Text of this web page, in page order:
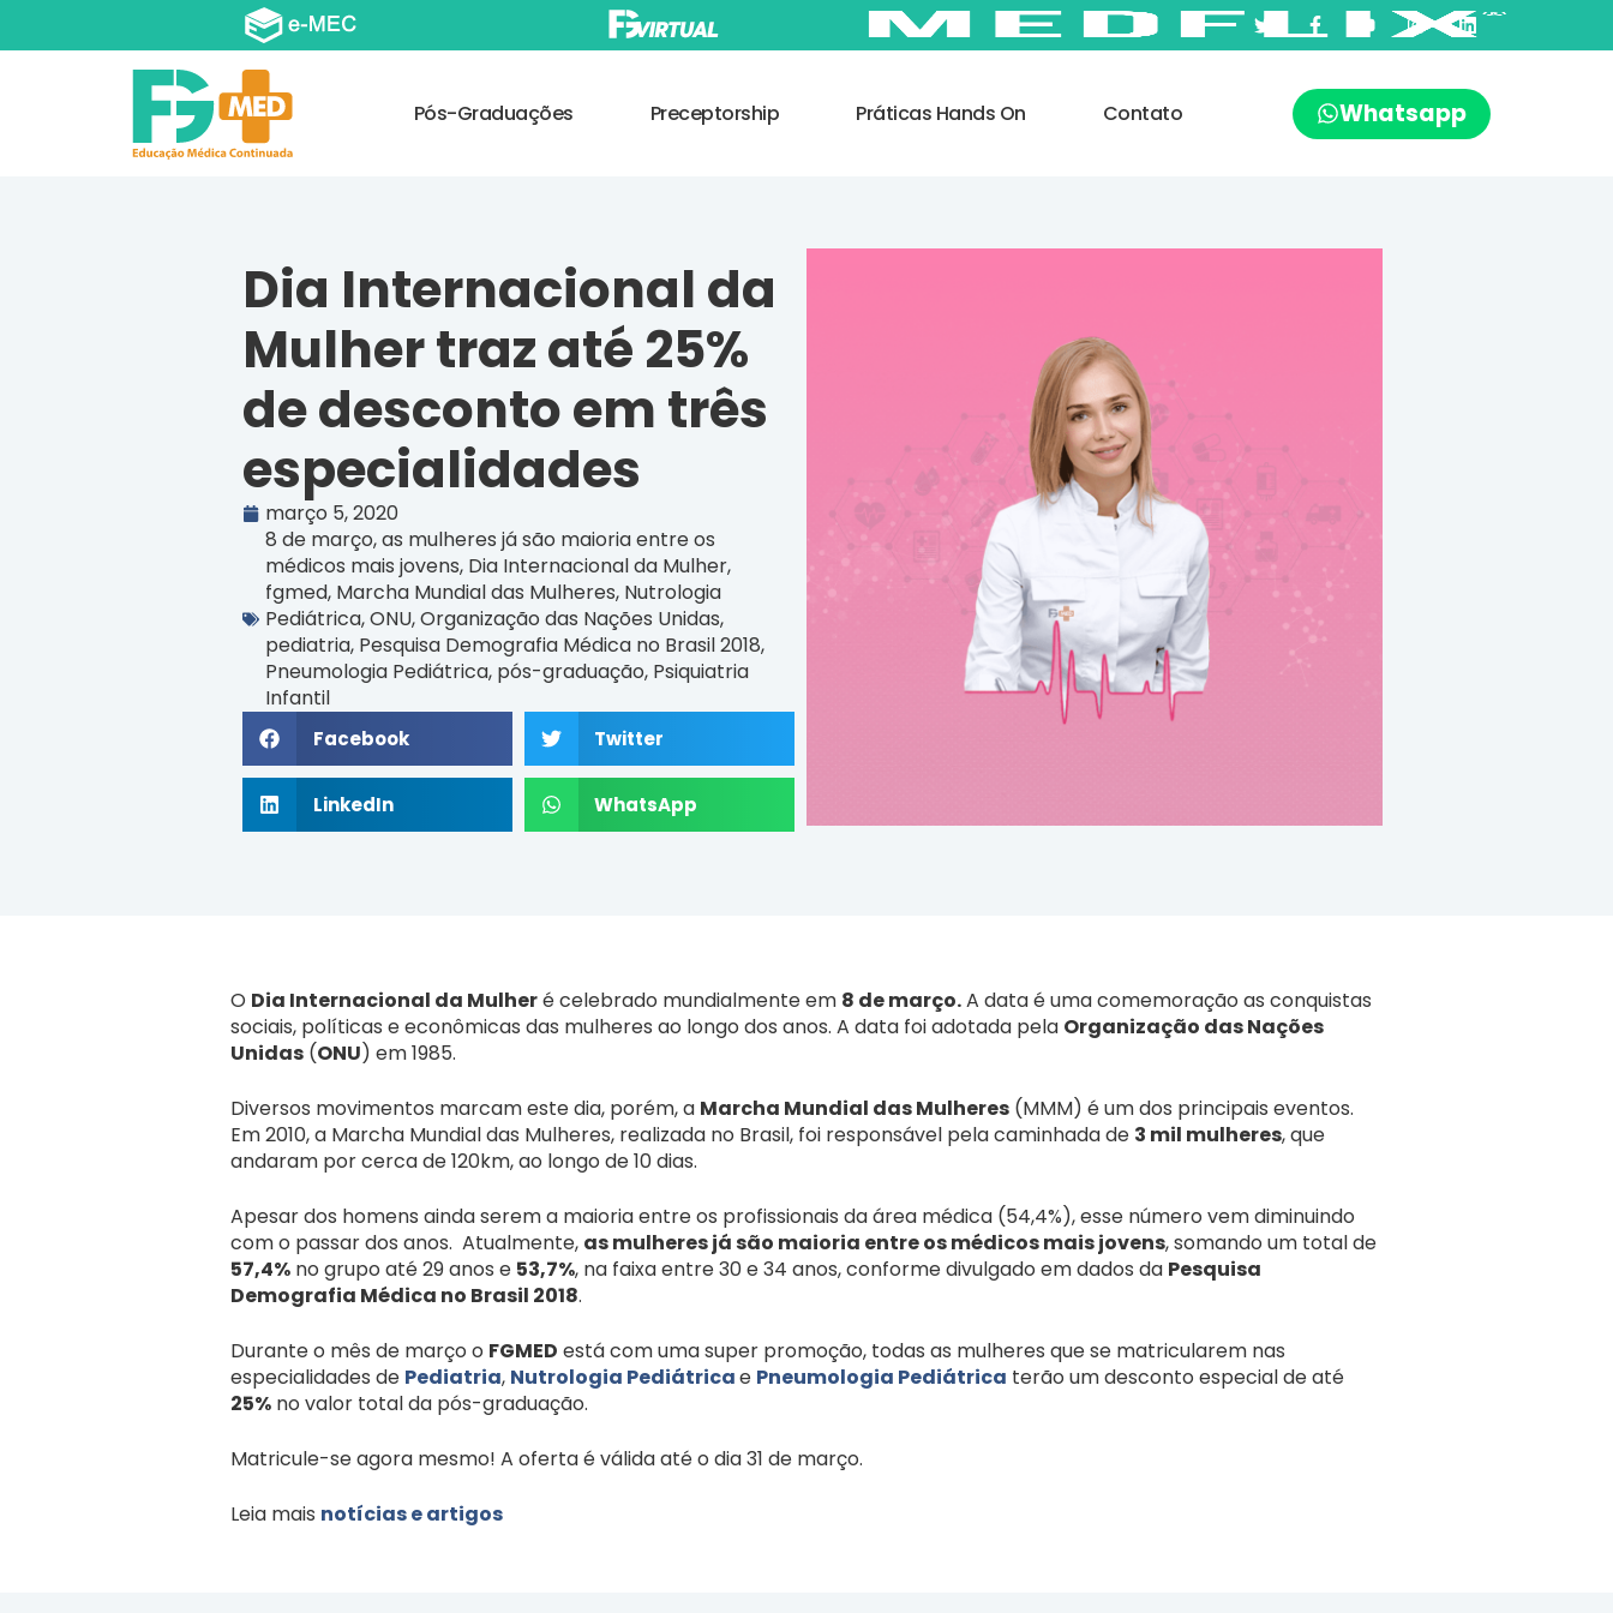
Pós-Graduações Preceptorship Práticas Hands On Contato Whatsapp
Dia Internacional da
Mulher traz até 25%
de desconto em três
especialidades
março 5, 2020
8 de março,as mulheres já são maioria entre os
médicos mais jovens, Dia Internacional da Mulher,
fgmed, Marcha Mundial das Mulheres, Nutrologia
Pediátrica,ONU,Organização das Nações Unidas,
pediatria, Pesquisa Demografia Médica no Brasil 2018,
Pneumologia Pediátrica, pós-graduação, Psiquiatria
Infantil
Facebook Twitter
LinkedIn WhatsApp
O Dia Internacional da Mulheré celebrado mundialmente em 8 de março.A data é uma comemoração as conquistas
sociais, políticas e econômicas das mulheres ao longo dos anos. A data foi adotada pela Organização das Nações
Unidas (ONU) em 1985.
Diversos movimentos marcam este dia, porém, a Marcha Mundial das Mulheres (MMM) é um dos principais eventos.
Em 2010, a Marcha Mundial das Mulheres, realizada no Brasil, foi responsável pela caminhada de 3 mil mulheres, que
andaram por cerca de 120km, ao longo de 10 dias.
Apesar dos homens ainda serem a maioria entre os profissionais da área médica (54,4%), esse número vem diminuindo
com o passar dos anos. Atualmente, as mulheres já são maioria entre os médicos mais jovens, somando um total de
57,4% no grupo até 29 anos e 53,7%, na faixa entre 30 e 34 anos, conforme divulgado em dados da Pesquisa
Demografia Médica no Brasil 2018.
Durante o mês de março o FGMED está com uma super promoção, todas as mulheres que se matricularem nas
especialidades de Pediatria, Nutrologia Pediátricae Pneumologia Pediátrica terão um desconto especial de até
25% no valor total da pós-graduação.
Matricule-se agora mesmo! A oferta é válida até o dia 31 de março.
Leia mais notícias e artigos